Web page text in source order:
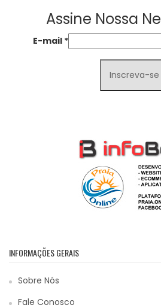
Assine Nossa
E-mail *
INFORMAÇÕES GERAIS
Sobre Nós
Fale Conosco